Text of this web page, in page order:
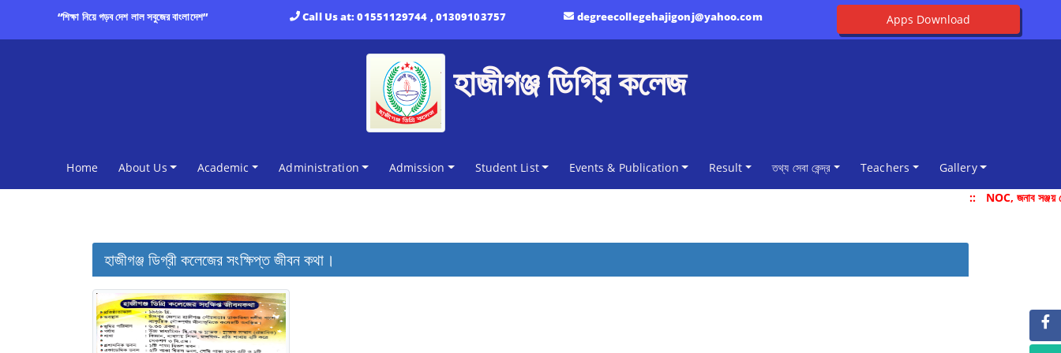
“শিক্ষা নিয়ে গড়ব দেশ লাল সবুজের বাংলাদেশ” Call Us at:01551129744 , 01309103757 degreecollegehajigonj@yahoo.com Apps Download
হাজীগঞ্জ ডিগ্রি কলেজ
Home(current)
About Us Academic Administration Admission Student List Events & Publication Result তথ্য সেবা কেন্দ্র Teachers
Gallery
::
NOC, জনাব সঞ্জয়
হাজীগঞ্জ ডিগ্রী কলেজের সংক্ষিপ্ত জীবন কথা।